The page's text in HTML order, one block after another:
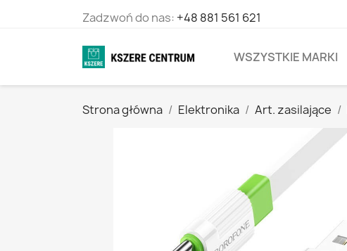
Zadzwoń do nas: +48 881 561 621
WSZYSTKIE MARKI
Strona główna Elektronika Art. zasilające